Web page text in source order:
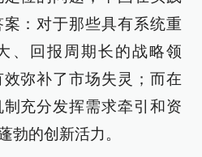
：对于那些具有系统重
、回报周期长的战略领
弥补了市场失灵；而在
充分发挥需求牵引和资
勃的创新活力。